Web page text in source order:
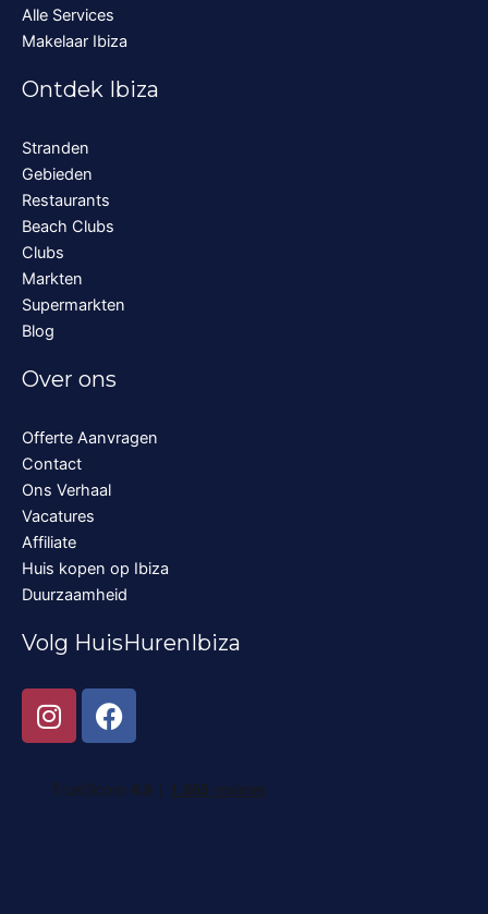
Alle Services
Makelaar Ibiza
Ontdek Ibiza
Stranden
Gebieden
Restaurants
Beach Clubs
Clubs
Markten
Supermarkten
Blog
Over ons
Offerte Aanvragen
Contact
Ons Verhaal
Vacatures
Affiliate
Huis kopen op Ibiza
Duurzaamheid
Volg HuisHurenIbiza
I
n
t
F
a
e